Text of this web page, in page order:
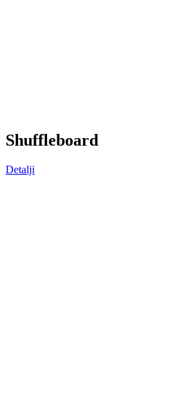
Shuffleboard
Detalji